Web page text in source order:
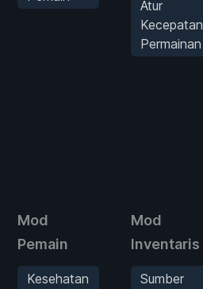
Atur
Kecepatan
Permainan
Mod
Pemain
Kesehatan
Mod
Inventaris
Sumber